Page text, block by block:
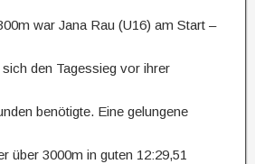
war Jana Rau (U16) am Start –
den Tagessieg vor ihrer
benötigte. Eine gelungene
über 3000m in guten 12:29,51